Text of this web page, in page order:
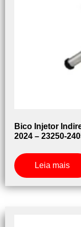
Bico Injetor
2024 – 23250-
Leia mais